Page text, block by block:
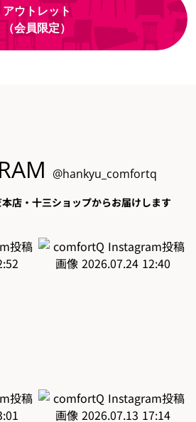
アウトレット
（会員限定）
@hankyu_comfortq
店・十三ショップからお届けします